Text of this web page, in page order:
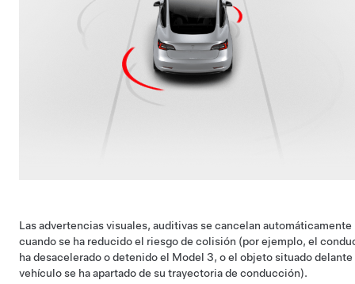
Las advertencias visuales, auditivas se cancelan automáticamente
cuando se ha reducido el riesgo de colisión (por ejemplo, el
ha desacelerado o detenido el Model 3, o el objeto situado delante
vehículo se ha apartado de su trayectoria de conducción).